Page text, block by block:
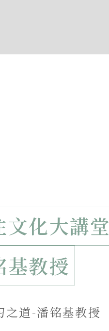
文化大講堂
基教授
之道-潘铭基教授